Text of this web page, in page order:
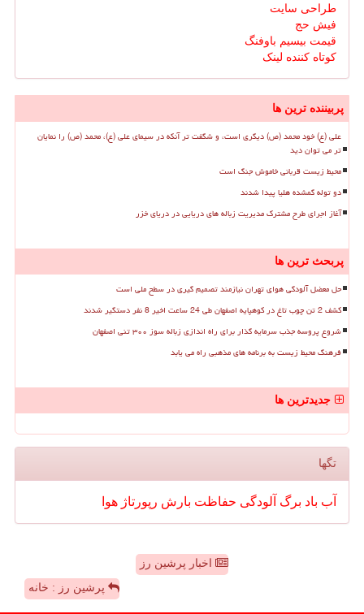
طراحی سایت
فیش حج
قیمت بیسیم باوفنگ
کوتاه کننده لینک
پربیننده ترین ها
علی (ع) خود محمد (ص) دیگری است، و شگفت تر آنکه در سیمای علی (ع)، محمد (ص) را نمایان
تر می توان دید
محیط زیست قربانی خاموش جنگ است
دو توله گمشده هلیا پیدا شدند
آغاز اجرای طرح مشترک مدیریت زباله های دریایی در دریای خزر
پربحث ترین ها
حل معضل آلودگی هوای تهران نیازمند تصمیم گیری در سطح ملی است
کشف 2 تن چوب تاغ در کوهپایه اصفهان طی 24 ساعت اخیر 8 نفر دستگیر شدند
شروع پروسه جذب سرمایه گذار برای راه اندازی زباله سوز ۳۰۰ تنی اصفهان
فرهنگ محیط زیست به برنامه های مذهبی راه می یابد
جدیدترین ها
تگها
آب باد برگ آلودگی حفاظت بارش رپورتاژ هوا
اخبار پرشین رز
پرشین رز : خانه